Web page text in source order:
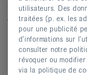
du lundi au jeudi :
vendredi : 8h30 -
Nous trouver
utilisateurs. Des
traitées (p. ex. les
pour une publicité
d’informations sur
consulter notre
révoquer ou
via la politique de